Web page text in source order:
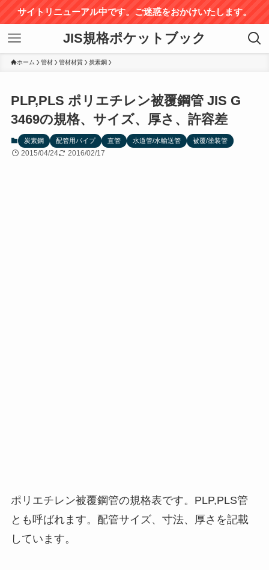
サイトリニューアル中です。ご迷惑をおかけいたします。
JIS規格ポケットブック
ホーム 管材 管材材質 炭素鋼
PLP,PLS ポリエチレン被覆鋼管 JIS G
3469の規格、サイズ、厚さ、許容差
炭素鋼 配管用パイプ 直管 水道管/水輸送管 被覆/塗装管
2015/04/24 2016/02/17
ポリエチレン被覆鋼管の規格表です。PLP,PLS管
とも呼ばれます。配管サイズ、寸法、厚さを記載
しています。